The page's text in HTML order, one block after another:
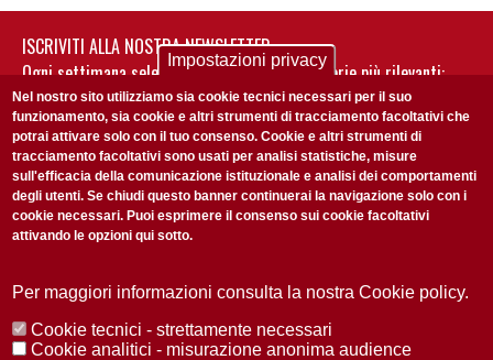
ISCRIVITI ALLA NOSTRA NEWSLETTER
Ogni settimana selezioniamo per te nostre storie più rilevanti:
non perderti gli aggiornamenti della nostra newsletter
Accetto laPrivacy Policy
Redazione Copyright Privacy Area stampa
Impostazioni privacy
Nel nostro sito utilizziamo sia cookie tecnici necessari per il suo
funzionamento, sia cookie e altri strumenti di tracciamento facoltativi che
potrai attivare solo con il tuo consenso. Cookie e altri strumenti di
tracciamento facoltativi sono usati per analisi statistiche, misure
sull'efficacia della comunicazione istituzionale e analisi dei comportamenti
degli utenti. Se chiudi questo banner continuerai la navigazione solo con i
cookie necessari. Puoi esprimere il consenso sui cookie facoltativi
attivando le opzioni qui sotto.
Per maggiori informazioni consulta la nostra Cookie policy.
Cookie tecnici - strettamente necessari
Cookie analitici - misurazione anonima audience